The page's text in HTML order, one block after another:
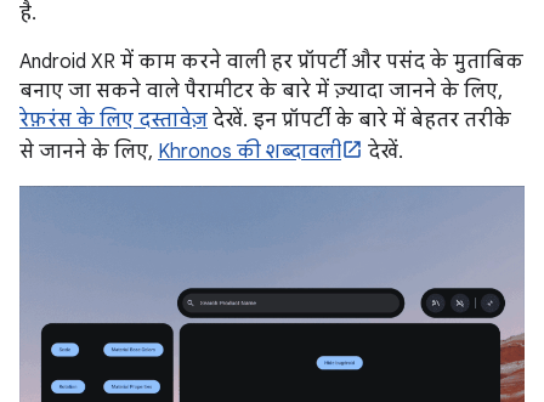
है.
Android XR में काम करने वाली हर प्रॉपर्टी और पसंद के मुताबिक
बनाए जा सकने वाले पैरामीटर के बारे में ज़्यादा जानने के लिए,
रेफ़रंस के लिए दस्तावेज़ देखें. इन प्रॉपर्टी के बारे में बेहतर तरीके
से जानने के लिए, Khronos की शब्दावली देखें.